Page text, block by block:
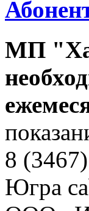
МП
8
Югра